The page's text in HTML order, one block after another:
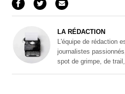
LA RÉDACTION
L'équipe de rédaction
journalistes
spot de grimpe, de